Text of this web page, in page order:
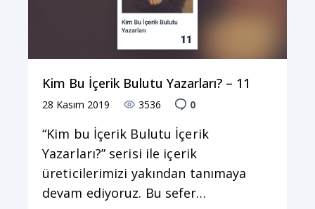
Kim Bu İçerik Bulutu Yazarları? – 11
28 Kasım 2019 3536 0
“Kim bu İçerik Bulutu İçerik
Yazarları?” serisi ile içerik
üreticilerimizi yakından tanımaya
devam ediyoruz. Bu sefer…